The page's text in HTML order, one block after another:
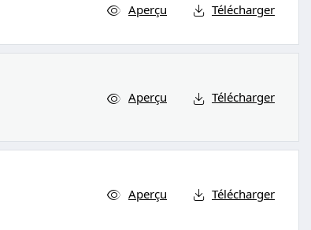
Aperçu Télécharger
Aperçu Télécharger
Aperçu Télécharger